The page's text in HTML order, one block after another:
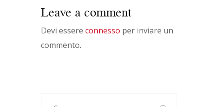
Leave a comment
Devi essere connesso per inviare un
commento.